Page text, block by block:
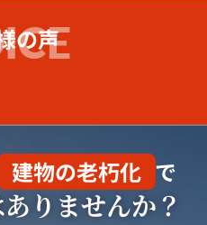
の声
建物の老朽化 で
りませんか？